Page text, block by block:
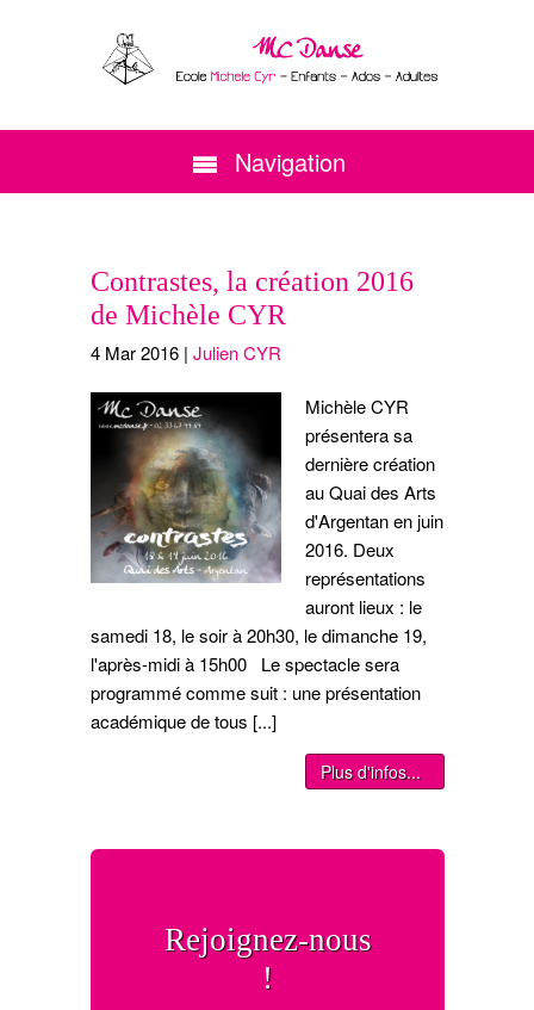
Navigation
Contrastes, la création 2016
de Michèle CYR
4 Mar2016 |Julien CYR
Michèle CYR
présentera sa
dernière création
au Quai des Arts
d'Argentan en juin
2016. Deux
représentations
auront lieux : le
samedi 18, le soir à 20h30, le dimanche 19,
l'après-midi à 15h00 Le spectacle sera
programmé comme suit : une présentation
académique de tous [...]
Plus d'infos...
Rejoignez-nous
!